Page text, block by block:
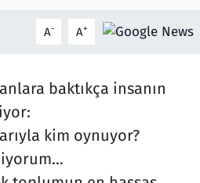
A- A+
baktıkça insanın
kim oynuyor?